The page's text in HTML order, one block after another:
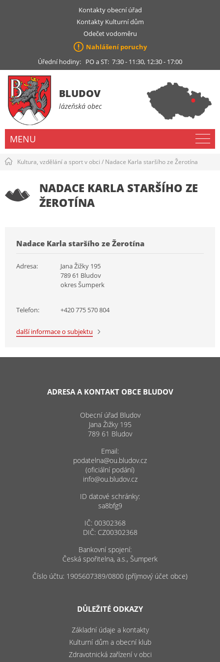
Kontakty obecní úřad
Kontakty Kulturní dům
Odečet vodoměru
Nahlášení poruchy
Úřední hodiny: PO a ST: 7:30 - 11:30, 12:30 - 17:00
BLUDOV
lázeňská obec
MENU
Kultura, vzdělání a sport v obci / Nadace Karla staršího ze Žerotína
NADACE KARLA STARŠÍHO ZE
ŽEROTÍNA
Nadace Karla staršího ze Žerotína
Adresa:
Jana Žižky 195
789 61 Bludov
okres Šumperk
Telefon: +420 775 570 804
další informace o subjektu
ADRESA A KONTAKT OBCE BLUDOV
Obecní úřad Bludov
Jana Žižky 195
789 61 Bludov
Email:
podatelna@ou.bludov.cz
(oficiální podání)
info@ou.bludov.cz
ID datové schránky:
sa8bfg9
IČ: 00302368
DIČ: CZ00302368
Bankovní spojení:
Česká spořitelna, a.s., Šumperk
Číslo účtu: 1905607389/0800 (příjmový účet obce)
DŮLEŽITÉ ODKAZY
Základní údaje a kontakty
Kulturní dům a obecní klub
Zdravotnická zařízení v obci